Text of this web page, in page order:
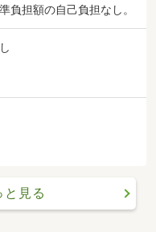
負担額の自己負担なし。
と見る